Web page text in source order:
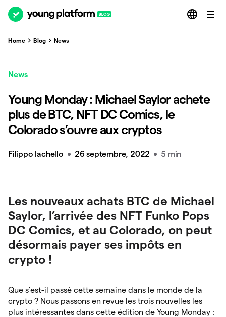
Home Blog News
News
Young Monday : Michael Saylor achete
plus de BTC, NFT DC Comics, le
Colorado s’ouvre aux cryptos
Filippo Iachello 26 septembre, 2022 5 min
Les nouveaux achats BTC de Michael
Saylor, l’arrivée des NFT Funko Pops
DC Comics, et au Colorado, on peut
désormais payer ses impôts en
crypto !
Que s’est-il passé cette semaine dans le monde de la
crypto ? Nous passons en revue les trois nouvelles les
plus intéressantes dans cette édition de Young Monday :